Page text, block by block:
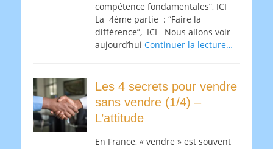
compétence fondamentales”, ICI
La 4ème partie : “Faire la
différence”, ICI Nous allons voir
aujourd’hui Continuer la lecture…
Les 4 secrets pour vendre
sans vendre (1/4) –
L’attitude
En France, « vendre » est souvent